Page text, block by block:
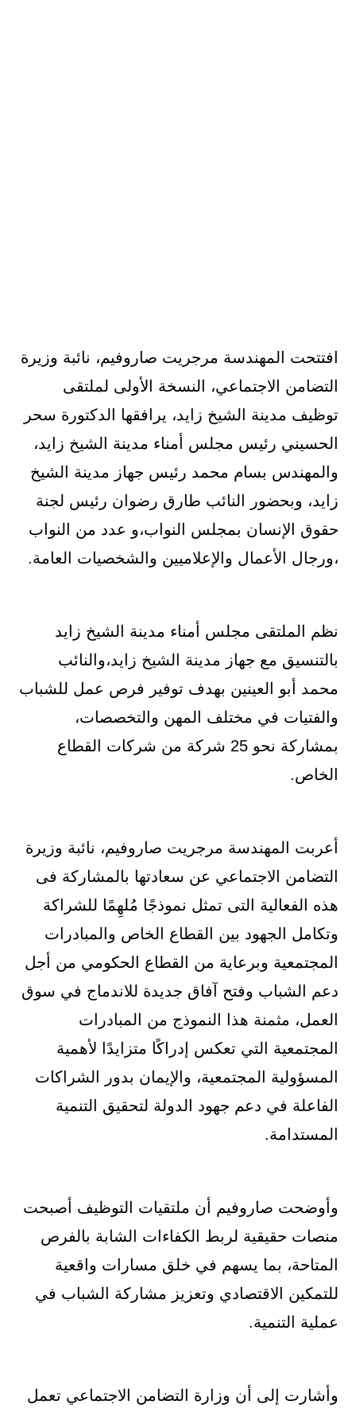
افتتحت المهندسة مرجريت صاروفيم، نائبة وزيرة
التضامن الاجتماعي، النسخة الأولى لملتقى
توظيف مدينة الشيخ زايد، يرافقها الدكتورة سحر
الحسيني رئيس مجلس أمناء مدينة الشيخ زايد،
والمهندس بسام محمد رئيس جهاز مدينة الشيخ
زايد، وبحضور النائب طارق رضوان رئيس لجنة
حقوق الإنسان بمجلس النواب،و عدد من النواب
،ورجال الأعمال والإعلاميين والشخصيات العامة.
نظم الملتقى مجلس أمناء مدينة الشيخ زايد
بالتنسيق مع جهاز مدينة الشيخ زايد،والنائب
محمد أبو العينين بهدف توفير فرص عمل للشباب
والفتيات في مختلف المهن والتخصصات،
بمشاركة نحو 25 شركة من شركات القطاع
الخاص.
أعربت المهندسة مرجريت صاروفيم، نائبة وزيرة
التضامن الاجتماعي عن سعادتها بالمشاركة فى
هذه الفعالية التى تمثل نموذجًا مُلهِمًا للشراكة
وتكامل الجهود بين القطاع الخاص والمبادرات
المجتمعية وبرعاية من القطاع الحكومي من أجل
دعم الشباب وفتح آفاق جديدة للاندماج في سوق
العمل، مثمنة هذا النموذج من المبادرات
المجتمعية التي تعكس إدراكًا متزايدًا لأهمية
المسؤولية المجتمعية، والإيمان بدور الشراكات
الفاعلة في دعم جهود الدولة لتحقيق التنمية
المستدامة.
وأوضحت صاروفيم أن ملتقيات التوظيف أصبحت
منصات حقيقية لربط الكفاءات الشابة بالفرص
المتاحة، بما يسهم في خلق مسارات واقعية
للتمكين الاقتصادي وتعزيز مشاركة الشباب في
عملية التنمية.
وأشارت إلى أن وزارة التضامن الاجتماعي تعمل